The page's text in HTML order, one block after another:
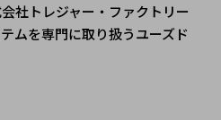
社トレジャー・ファクトリー
ムを専門に取り扱うユーズド